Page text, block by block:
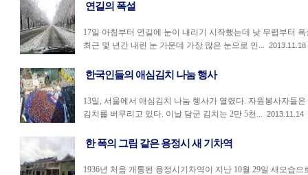
연길의 폭설
17일 아침부터 연길에 눈이 내리기 시작했는데 낮 무렵부터
최근 몇 년간 내린 눈 가운데 가장 많은 눈으로 인... 2013.11.18
한국인들의 애심김치 나눔 행사
13일, 서울에서 애심김치 나눔 행사가 열렸다. 자원봉사자들
김치를 버무리고 있다. 이날 담군 김치는 2만 5천... 2013.11.14
한 폭의 그림 같은 용정시 새 기차역
1936년 처음 개통된 용정시기차역이 지난 10월 29일 새모습